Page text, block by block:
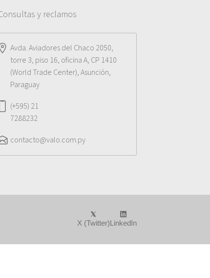
y reclamos
Avda. Aviadores del Chaco 2050,
torre 3, piso 16, oficina A, CP 1410
(World Trade Center), Asunción,
Paraguay
(+595) 21
7288232
contacto@valo.com.py
X (Twitter)LinkedIn